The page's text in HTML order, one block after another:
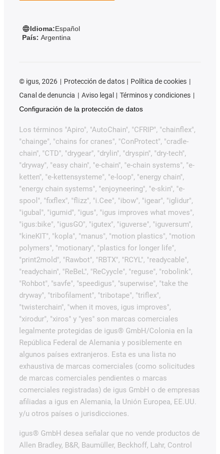
Idioma:Español
País: Argentina
© igus, 2026 Protección de datos
Política de cookies
Canal de denuncia
Aviso legal
Términos y condiciones
Configuración de la protección de datos
Los términos "Apiro", "AutoChain", "CFRIP", "chainflex",
"chainge", "chains for cranes", "ConProtect", "cradle-
chain", "CTD", "drygear", "drylin", "dryspin", "dry-tech",
"dryway", "easy chain", "e-chain", "e-chain systems", "e-
ketten", "e-kettensysteme", "e-loop", "energy chain",
"energy chain systems", "enjoyneering", "e-skin", "e-
spool", "fixflex", "flizz", "i.Cee", "ibow", "igear", "iglidur",
"igubal", "igumid", "igus", "igus improves what moves",
"igus:bike", "igusGO", "igutex", "iguverse", "iguversum",
"kineKIT", "kopla", "manus", "motion plastics", "motion
polymers", "motionary", "plastics for longer life",
"print2mold", "Rawbot", "RBTX", "RCYL", "readycable",
"readychain", "ReBeL", "ReCyycle", "reguse", "robolink",
"Rohbot", "savfe", "speedigus", "superwise", "take the
dryway", "tribofilament", "tribotape", "triflex",
"twisterchain", "when it moves, igus improves",
"xirodur", "xiros" y "yes" son marcas comerciales
legalmente protegidas de igus® GmbH/Colonia en la
República Federal de Alemania y posiblemente en
algunos países extranjeros. Esta es una lista no
exhaustiva de marcas comerciales (como solicitudes
de marcas comerciales pendientes o marcas
comerciales registradas) de igus GmbH o de empresas
afiliadas a igus en Alemania, la Unión Europea, EE.UU.
y/u otros países o jurisdicciones.
igus® GmbH desea señalar que no vende productos de
Allen Bradley, B&R, Baumüller, Beckhoff, Lahr, Control